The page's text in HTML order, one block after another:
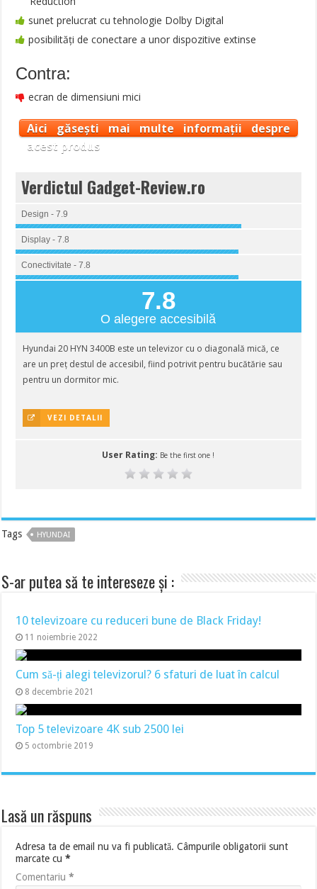
sunet prelucrat cu tehnologie Dolby Digital
posibilități de conectare a unor dispozitive extinse
Contra:
ecran de dimensiuni mici
Aici găsești mai multe informații despre
acest produs
Verdictul Gadget-Review.ro
Design - 7.9
Display - 7.8
Conectivitate - 7.8
7.8
O alegere accesibilă
Hyundai 20 HYN 3400B este un televizor cu o diagonală mică, ce
are un preț destul de accesibil, fiind potrivit pentru bucătărie sau
pentru un dormitor mic.
VEZI DETALII
User Rating: Be the first one !
Tags HYUNDAI
S-ar putea să te intereseze și :
10 televizoare cu reduceri bune de Black Friday!
11 noiembrie 2022
Cum să-ți alegi televizorul? 6 sfaturi de luat în calcul
8 decembrie 2021
Top 5 televizoare 4K sub 2500 lei
5 octombrie 2019
Lasă un răspuns
Adresa ta de email nu va fi publicată. Câmpurile obligatorii sunt
marcate cu*
Comentariu*